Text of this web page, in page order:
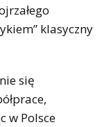
klasyczny
się
w Polsce